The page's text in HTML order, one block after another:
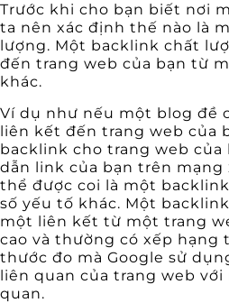
Trước khi cho bạn biết nơi
ta nên xác định thế nào là
lượng. Một backlink chất
đến trang web của bạn từ
khác.
Ví dụ như nếu một blog đề
liên kết đến trang web của
backlink cho trang web của
dẫn link của bạn trên mạng
thể được coi là một
số yếu tố khác. Một
một liên kết từ một trang
cao và thường có xếp hạng
thước đo mà Google sử
liên quan của trang web
quan.